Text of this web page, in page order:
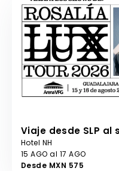
Viaje desde SLP al
Hotel NH
15 AGO al 17 AGO
Desde MXN 575